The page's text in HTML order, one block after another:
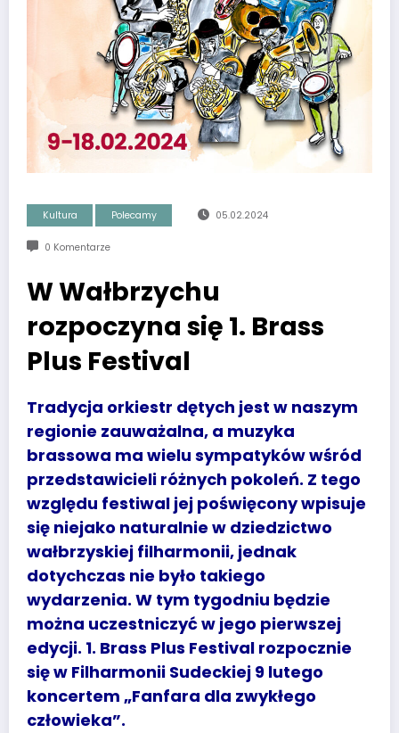
Kultura Polecamy 05.02.2024
0 Komentarze
W Wałbrzychu
rozpoczyna się 1. Brass
Plus Festival
Tradycja orkiestr dętych jest w naszym
regionie zauważalna, a muzyka
brassowa ma wielu sympatyków wśród
przedstawicieli różnych pokoleń. Z tego
względu festiwal jej poświęcony wpisuje
się niejako naturalnie w dziedzictwo
wałbrzyskiej filharmonii, jednak
dotychczas nie było takiego
wydarzenia. W tym tygodniu będzie
można uczestniczyć w jego pierwszej
edycji. 1. Brass Plus Festival rozpocznie
się w Filharmonii Sudeckiej 9 lutego
koncertem „Fanfara dla zwykłego
człowieka”.